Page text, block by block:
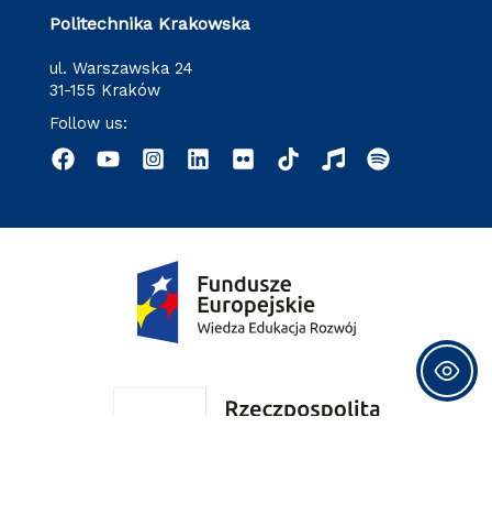
Politechnika Krakowska
ul. Warszawska 24
31-155 Kraków
Follow us: